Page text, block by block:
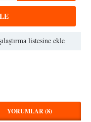
listesine ekle
YORUMLAR (8)